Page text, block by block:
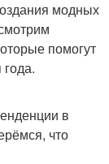
модных
помогут
в
что